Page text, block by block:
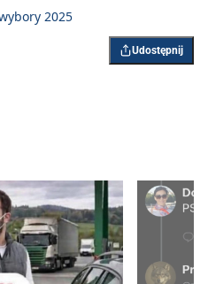
2025
Udostępnij